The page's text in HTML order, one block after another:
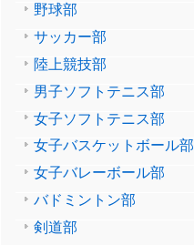
野球部
サッカー部
陸上競技部
男子ソフトテニス部
女子ソフトテニス部
女子バスケットボール部
女子バレーボール部
バドミントン部
剣道部